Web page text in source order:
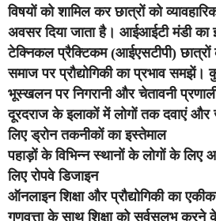
विषयों को शामिल कर छात्रों को
अवसर दिया जाता है। आईआईटी मंडी का
टेक्निकल प्रैक्टिकम (आईएसटीपी)
समाज पर प्रौद्योगिकी का प्रभाव समझें।
भूस्खलन पर निगरानी और चेतावनी
दूरदराज के इलाकों में लोगों तक दवाएं और
लिए ड्रोन तकनीकों का इस्तेमाल
पहाड़ों के विभिन्न स्थानों के लोगों के
लिए रोपवे डिजाइन
ऑनलाइन शिक्षा और प्रौद्योगिकी का
गुणवत्ता के साथ शिक्षा को सर्वसुलभ करने के